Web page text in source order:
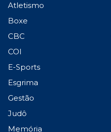
Atletismo
Boxe
CBC
COI
E-Sports
Esgrima
Gestão
Judô
Memória